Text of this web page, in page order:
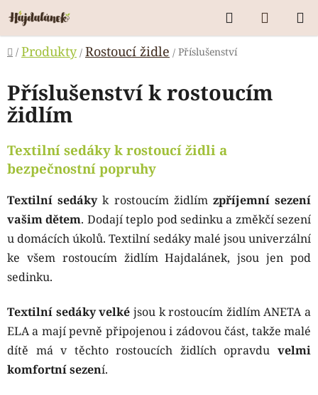
Přejít
na
obsah
Hledat
KOŠÍK
Domů
/ Produkty / Rostoucí židle / Příslušenství
Příslušenství k rostoucím
židlím
Textilní sedáky k rostoucí židli a
bezpečnostní popruhy
Textilní sedáky k rostoucím židlím zpříjemní sezení
vašim dětem. Dodají teplo pod sedinku a změkčí sezení
u domácích úkolů. Textilní sedáky malé jsou univerzální
ke všem rostoucím židlím Hajdalánek, jsou jen pod
sedinku.
Textilní sedáky velké jsou k rostoucím židlím ANETA a
ELA a mají pevně připojenou i zádovou část, takže malé
dítě má v těchto rostoucích židlích opravdu velmi
komfortní sezení.